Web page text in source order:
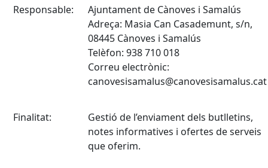
Responsable:
Ajuntament de Cànoves i Samalús
Adreça: Masia Can Casademunt, s/n,
08445 Cànoves i Samalús
Telèfon: 938 710 018
Correu electrònic:
canovesisamalus@canovesisamalus.cat
Finalitat:
Gestió de l’enviament dels butlletins,
notes informatives i ofertes de serveis
que oferim.